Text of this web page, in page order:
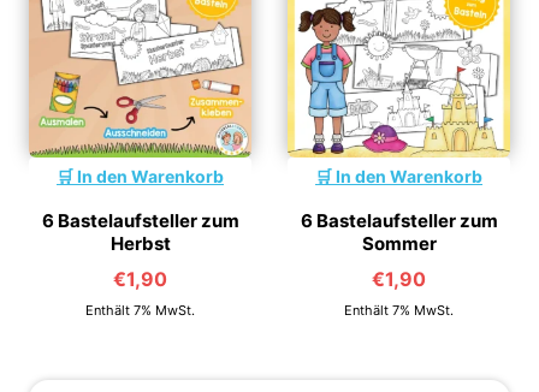
In den Warenkorb
6 Bastelaufsteller zum
Herbst
€1,90
Enthält 7% MwSt.
In den Warenkorb
6 Bastelaufsteller zum
Sommer
€1,90
Enthält 7% MwSt.